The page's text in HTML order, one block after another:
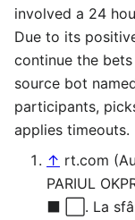
involved a 24
Due to its
continue the
source bot
participants,
applies timeouts.
↑ rt.com
PARIUL
⬛ ⬜. La